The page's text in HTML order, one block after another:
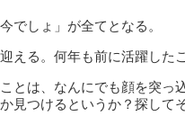
しょ」が全てとなる。
る。何年も前に活躍した
は、なんにでも顔を突っ
つけるというか？探して